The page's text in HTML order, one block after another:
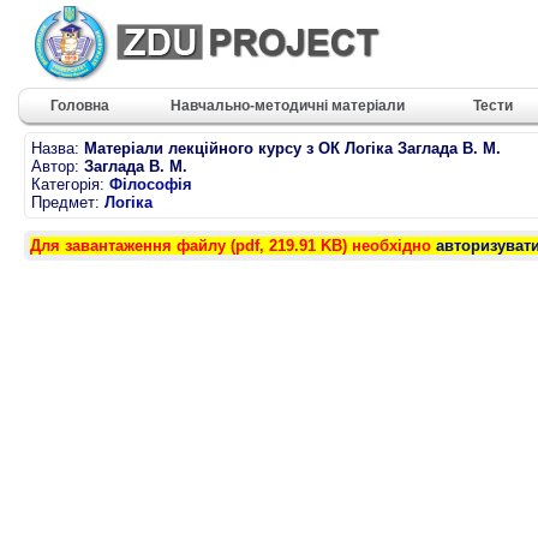
Головна Навчально-методичні матеріали Тести
Назва: Матеріали лекційного курсу з ОК Логіка Заглада В. М.
Автор: Заглада В. М.
Категорія: Філософія
Предмет: Логіка
Для завантаження файлу (pdf, 219.91 KB) необхідно